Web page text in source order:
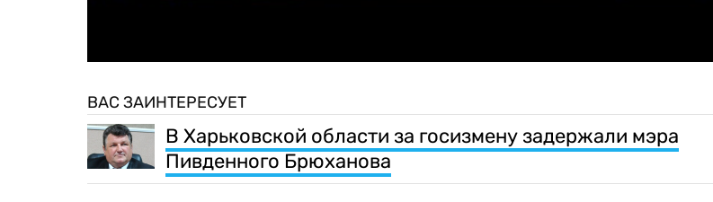
ВАС ЗАИНТЕРЕСУЕТ
В Харьковской области за госизмену задержали мэра
Пивденного Брюханова